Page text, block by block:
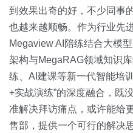
到效果出奇的好，不少同事
也越来越顺畅。作为行业先
Megaview AI陪练结合大模
架构与MegaRAG领域知识
练、AI建课等新一代智能培
+实战演练”的深度融合，既
准解决拜访痛点，或许能给
售部，提供一个可行的解决思